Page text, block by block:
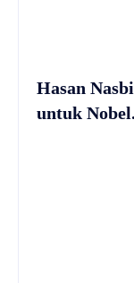
Hasan
untuk